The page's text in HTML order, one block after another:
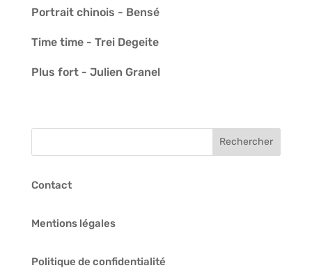
Portrait chinois - Bensé
Time time - Trei Degeite
Plus fort - Julien Granel
Contact
Mentions légales
Politique de confidentialité